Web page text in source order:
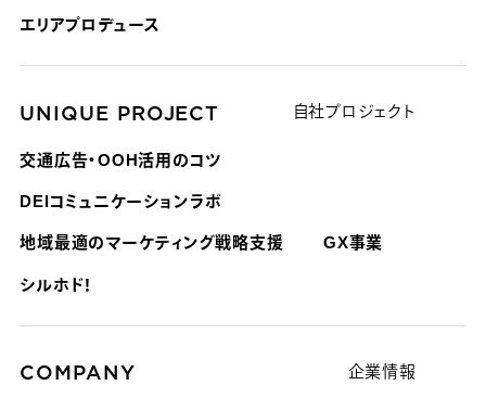
エリアプロデュース
UNIQUE PROJECT 自社プロジェクト
交通広告・OOH活用のコツ
DEIコミュニケーションラボ
地域最適のマーケティング戦略支援 GX事業
シルホド！
COMPANY 企業情報